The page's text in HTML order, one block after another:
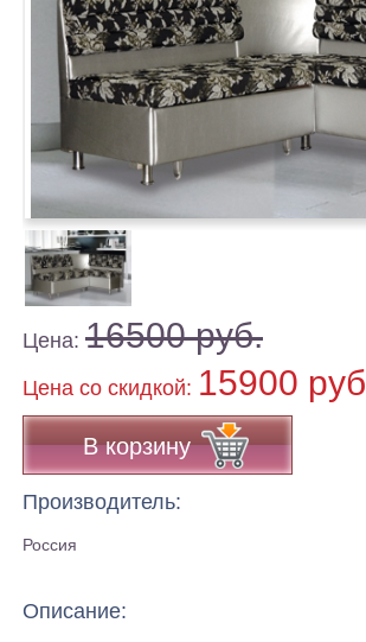
Цена: 16500 руб.
Цена co скидкой: 15900 руб
В корзину
Производитель:
Россия
Описание: